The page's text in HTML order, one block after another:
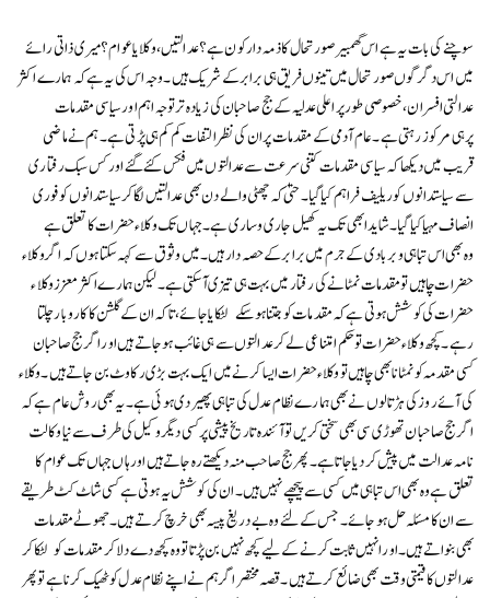
سوچنے کی بات یہ ہے اس گھمبیر صورتحال کا ذمہ دار کون ہے؟عدالتیں، وکلا یا عوام؟میری ذاتی رائے
میں اس دگرگوں صورتحال میں تینوں فریق ہی برابر کے شریک ہیں۔ وجہ اس کی یہ ہے کہ ہمارے اکثر
عدالتی افسران، خصوصی طور پراعلی عدلیہ کے جج صاحبان کی زیادہ تر توجہ اہم اور سیاسی مقدمات
پرہی مرکوز رہتی ہے۔ عام آدمی کے مقدمات پر ان کی نظر التفات کم کم ہی پڑتی ہے۔ ہم نے ماضی
قریب میں دیکھا کہ سیاسی مقدمات کتنی سرعت سے عدالتوں میں فکس کئے گئے اور کس سبک رفتاری
سے سیاستدانوں کو ریلیف فراہم کیا گیا۔ حتیٰ کہ چھٹی والے دن بھی عدالتیں لگا کر سیاستدانوں کو فوری
انصاف مہیا کیا گیا۔ شاید ابھی تک یہ کھیل جاری و ساری ہے۔ جہاں تک وکلاء حضرات کا تعلق ہے
وہ بھی اس تباہی و بربادی کے جرم میں برابر کے حصہ دار ہیں۔ میں وثوق سے کہہ سکتا ہوں کہ اگر وکلاء
حضرات چاہیں تو مقدمات نمٹانے کی رفتار میں بہت ہی تیزی آ سکتی ہے۔ لیکن ہمارے اکثر معزز وکلاء
حضرات کی کوشش ہوتی ہے کہ مقدمات کو جتنا ہو سکے لٹکایا جا ئے، تاکہ ان کے گلشن کا کاروبار چلتا
رہے۔ کچھ وکلاء حضرات تو حکم امتناعی لے کر عدالتوں سے ہی غائب ہو جاتے ہیں اور اگر جج صاحبان
کسی مقدمہ کو نمٹانا بھی چاہیں تو وکلاء حضرات ایسا کرنے میں ایک بہت بڑی رکاوٹ بن جاتے ہیں۔ وکلاء
کی آئے روز کی ہڑتالوں نے بھی ہمارے نظام عدل کی تباہی پھیر دی ہوئی ہے۔ یہ بھی روش عام ہے کہ
اگر جج صاحبان تھوڑی سی بھی سختی کریں تو آئندہ تاریخ پیشی پر کسی دیگر وکیل کی طرف سے نیا وکالت
نامہ عدالت میں پیش کر دیا جاتا ہے۔ پھر جج صاحب منہ دیکھتے رہ جاتے ہیں اور ہاں جہاں تک عوام کا
تعلق ہے وہ بھی اس تباہی میں کسی سے پیچھے نہیں ہیں۔ ان کی کوشش یہ ہوتی ہے کسی شاٹ کٹ طریقے
سے ان کا مسئلہ حل ہو جائے۔ جس کے لئے وہ بے دریغ پیسہ بھی خرچ کرتے ہیں۔ جھوٹے مقدمات
بھی بنواتے ہیں۔ اور انہیں ثابت کرنے کے لیے کچھ نہیں بن پڑتا تو وہ کچھ دے دلا کر مقدمات کو لٹکا کر
عدالتوں کا قیمتی وقت بھی ضائع کرتے ہیں۔ قصہ مختصر اگر ہم نے اپنے نظام عدل کو ٹھیک کرنا ہے تو پھر